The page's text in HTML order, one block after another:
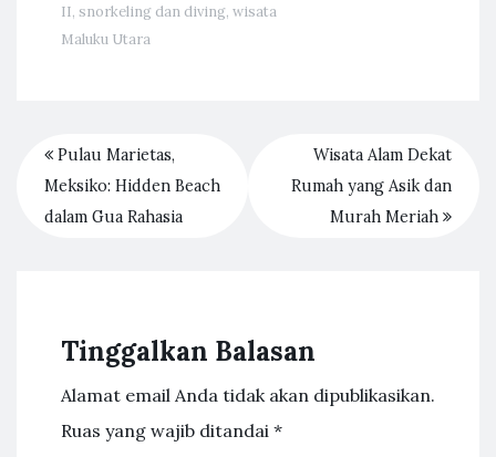
II, snorkeling dan diving, wisata
Maluku Utara
Pulau Marietas,
Meksiko: Hidden Beach
dalam Gua Rahasia
Wisata Alam Dekat
Rumah yang Asik dan
Murah Meriah
Tinggalkan Balasan
Alamat email Anda tidak akan dipublikasikan.
Ruas yang wajib ditandai *